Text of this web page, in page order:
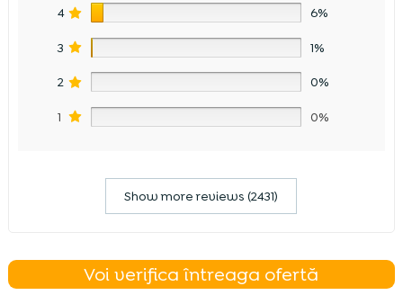
4 6%
3 1%
2 0%
1 0%
Show more reviews (2431)
Voi verifica întreaga ofertă